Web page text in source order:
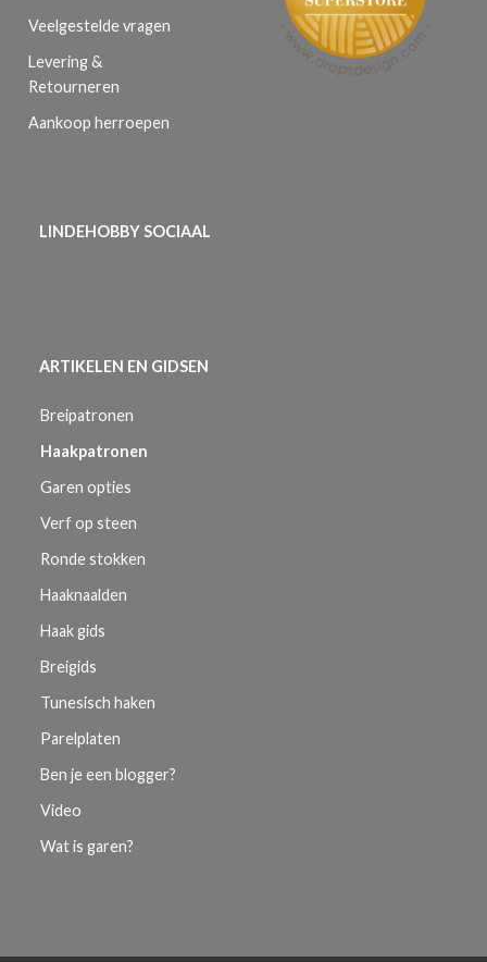
Veelgestelde vragen
Levering &
Retourneren
Aankoop herroepen
LINDEHOBBY SOCIAAL
ARTIKELEN EN GIDSEN
Breipatronen
Haakpatronen
Garen opties
Verf op steen
Ronde stokken
Haaknaalden
Haak gids
Breigids
Tunesisch haken
Parelplaten
Ben je een blogger?
Video
Wat is garen?